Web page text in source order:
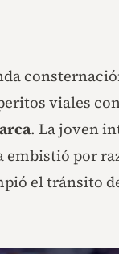
viales
. La joven
por
el tránsito